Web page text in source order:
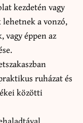
kezdetén vagy
a vonzó,
vagy éppen az
ruházat és
közötti